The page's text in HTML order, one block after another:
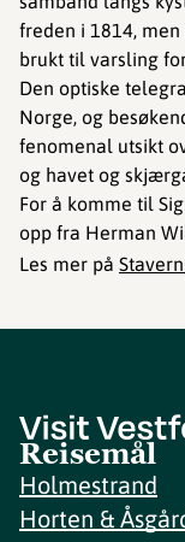
freden i 1814,
brukt til varsling
Den optiske
Norge, og
fenomenal utsikt
og havet og
For å komme til
opp fra Herman
Les mer på
Reisemål
Holmestrand
Horten &